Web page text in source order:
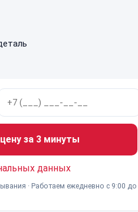
за 3 минуты
данных
· Работаем ежедневно с 9:00 до